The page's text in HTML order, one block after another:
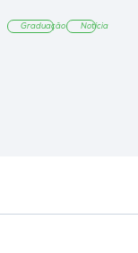
Graduação Notícia